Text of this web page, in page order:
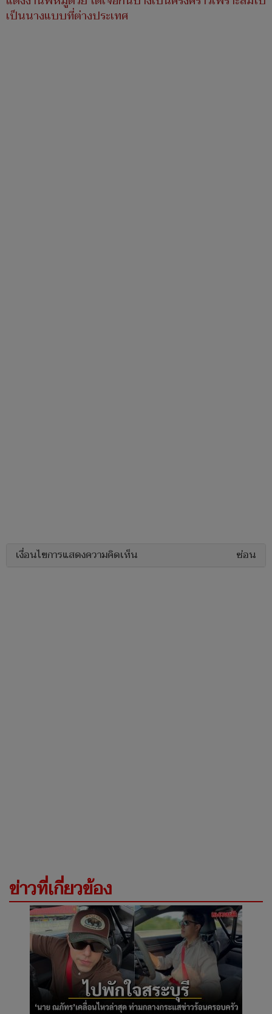
เป็นนางแบบที่ต่างประเทศ
เงื่อนไขการแสดงความคิดเห็น ซ่อน
ข่าวที่เกี่ยวข้อง